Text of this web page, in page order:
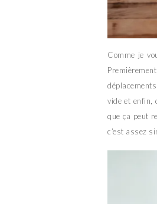
Comme je
vide et enfin,
que ça peut
c’est assez